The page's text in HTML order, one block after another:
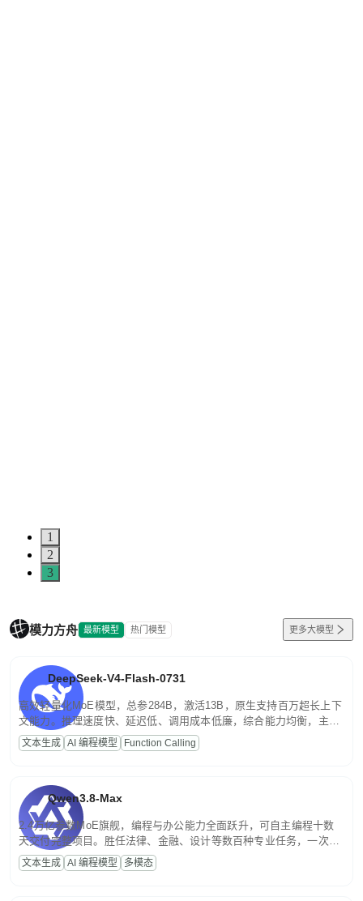
1
2
3
模力方舟 最新模型 热门模型 更多大模型
DeepSeek-V4-Flash-0731
高效轻量化MoE模型，总参284B，激活13B，原生支持百万超长上下
文能力。推理速度快、延迟低、调用成本低廉，综合能力均衡，主打
高并发、轻量化任务，适合日常对话、内容创作、基础 RAG、批量
文案处理等普惠刚需场景。
文本生成 AI 编程模型 Function Calling
Qwen3.8-Max
2.4万亿参数MoE旗舰，编程与办公能力全面跃升，可自主编程十数
天交付完整项目。胜任法律、金融、设计等数百种专业任务，一次对
话端到端交付生产级成果。原生视觉理解贯穿规划、执行与验证全流
程，支持超长文档与长视频的深度语义解析。长程任务中自主规划与
文本生成 AI 编程模型 多模态